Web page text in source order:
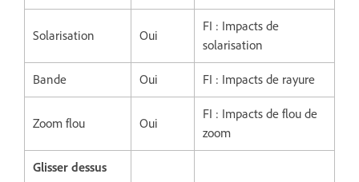
Solarisation Oui
FI : Impacts de
solarisation
Bande Oui FI : Impacts de rayure
Zoom flou Oui
FI : Impacts de flou de
zoom
Glisser dessus